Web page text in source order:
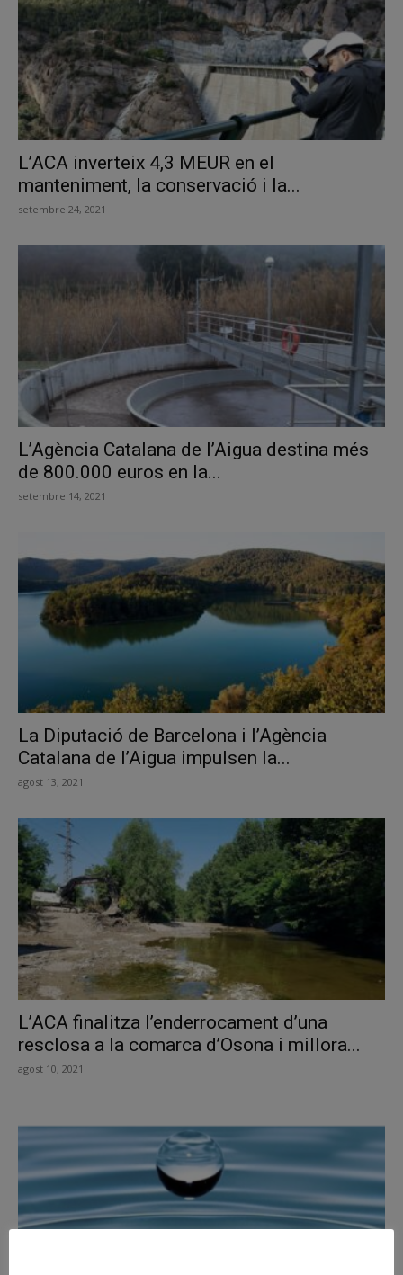
L’ACA inverteix 4,3 MEUR en el
manteniment, la conservació i la...
setembre 24, 2021
L’Agència Catalana de l’Aigua destina més
de 800.000 euros en la...
setembre 14, 2021
La Diputació de Barcelona i l’Agència
Catalana de l’Aigua impulsen la...
agost 13, 2021
L’ACA finalitza l’enderrocament d’una
resclosa a la comarca d’Osona i millora...
agost 10, 2021